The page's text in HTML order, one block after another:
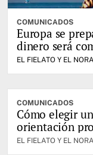
COMUNICADOS
Europa se
dinero será
EL FIELATO Y EL NORA
COMUNICADOS
Cómo elegir
orientación
EL FIELATO Y EL NORA